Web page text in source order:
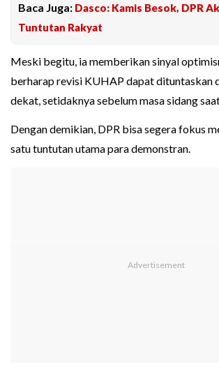
Baca Juga: Dasco: Kamis Besok, DPR
Tuntutan Rakyat
Meski begitu, ia memberikan sinyal
berharap revisi KUHAP dapat dituntaskan
dekat, setidaknya sebelum masa sidang
Dengan demikian, DPR bisa segera fokus
satu tuntutan utama para demonstran.